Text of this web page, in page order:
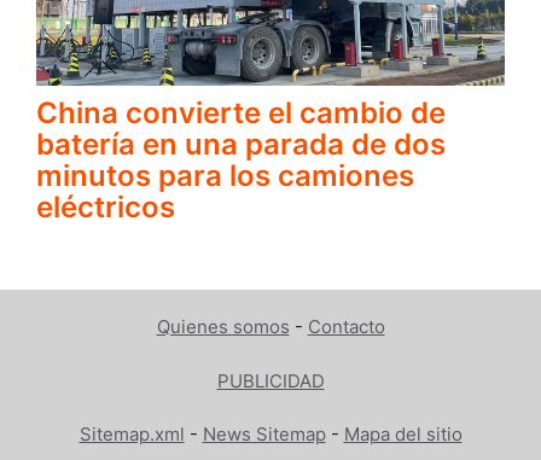
China convierte el cambio de
batería en una parada de dos
minutos para los camiones
eléctricos
Quienes somos - Contacto
PUBLICIDAD
Sitemap.xml - News Sitemap- Mapa del sitio